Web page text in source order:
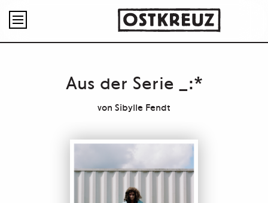

Aus der Serie _:*
von Sibylle Fendt